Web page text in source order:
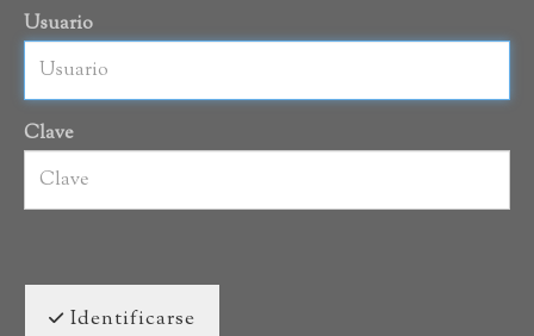
Usuario
Clave
Identificarse